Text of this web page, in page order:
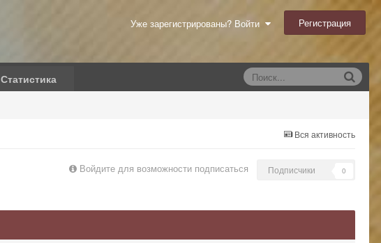
Уже зарегистрированы? Войти Регистрация
Статистика
Вся активность
Войдите для возможности подписаться Подписчики 0